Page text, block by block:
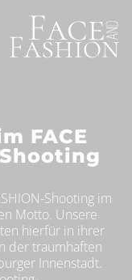
FACE
Shooting im
Motto. Unsere
hierfür in ihrer
der traumhaften
Innenstadt.